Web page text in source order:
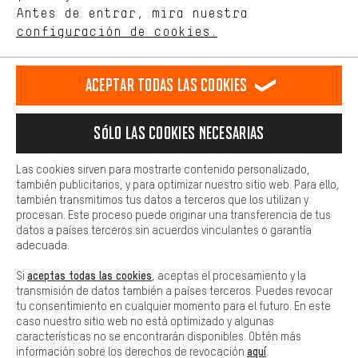
español
ES english
EN Deutsch
DE
RESCINDIR EL CONTRATO Comunidad de Aquisgrán Programa de afiliados
Aviso Legal Protección de datos Condiciones Generales
Plataforma de reportes Reciclaje de baterias
Configuración de las cookies Ajusta el contraste
Todos los precios indicados son en euros e sin MwSt, más
gastos de envío aEstados Unidos.
Antes de entrar, mira nuestra
configuración de cookies.
de nuestro sitio web y nuestra oferta de la tienda con tu
comportamiento de compra.
Más confort
cookies de comodidad, creamos enlaces a plataformas de redes
sociales. Esto nos permite proporcionarle más contenido e
adicionales que le ayudarán a encontrar los productos adecuados.
preguntas de forma rápida y sencilla.
Básica
Las cookies básicas aseguran que puedas usar nuestro sitio web.
Aceptar todas las cookies
Sólo las cookies necesarias
Las cookies sirven para mostrarte contenido personalizado,
también publicitarios, y para optimizar nuestro sitio web. Para ello,
también transmitimos tus datos a terceros que los utilizan y
procesan. Este proceso puede originar una transferencia de tus
datos a países terceros sin acuerdos vinculantes o garantía
adecuada.
Si aceptas todas las cookies , aceptas el procesamiento y la
transmisión de datos también a países terceros. Puedes revocar
tu consentimiento en cualquier momento para el futuro. En este
caso nuestro sitio web no está optimizado y algunas
características no se encontrarán disponibles. Obtén más
información sobre los derechos de revocación aquí.